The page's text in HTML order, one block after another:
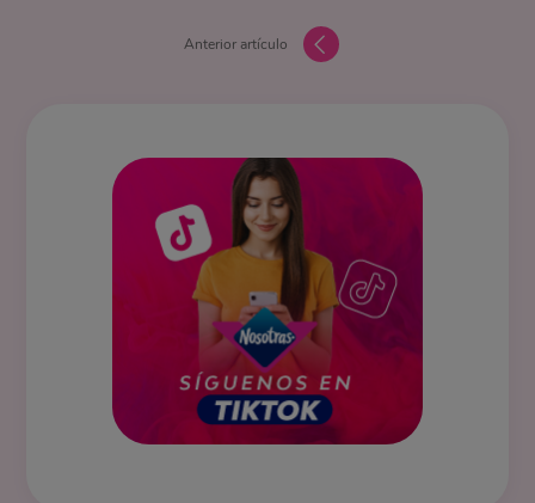
Anterior artículo